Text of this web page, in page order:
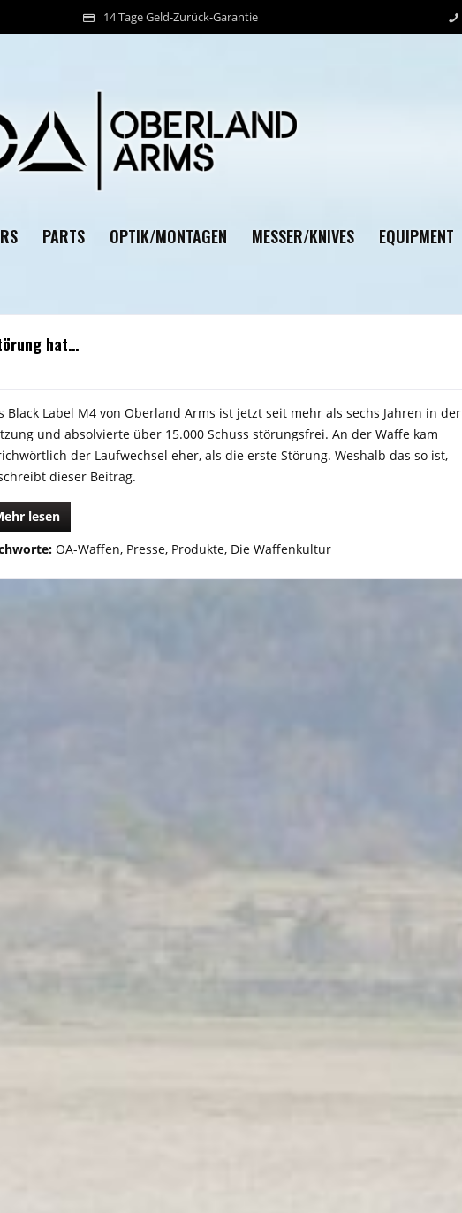
14 Tage Geld-Zurück-Garantie
PARTS OPTIK/MONTAGEN MESSER/KNIVES EQUIPMENT
hat…
Black Label M4 von Oberland Arms ist jetzt seit mehr als sechs Jahren in der
und absolvierte über 15.000 Schuss störungsfrei. An der Waffe kam
der Laufwechsel eher, als die erste Störung. Weshalb das so ist,
dieser Beitrag.
lesen
OA-Waffen, Presse, Produkte, Die Waffenkultur